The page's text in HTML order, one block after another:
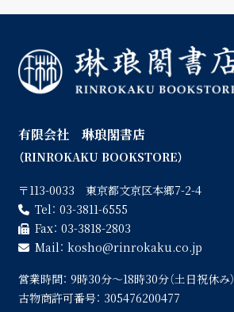
有限会社 琳琅閣書店
（RINROKAKU BOOKSTORE）
〒113-0033 東京都文京区本郷7-2-4
Tel： 03-3811-6555
Fax： 03-3818-2803
Mail： kosho
rinrokaku.co.jp
営業時間： 9時30分〜18時30分（土日祝休み）
古物商許可番号： 305476200477